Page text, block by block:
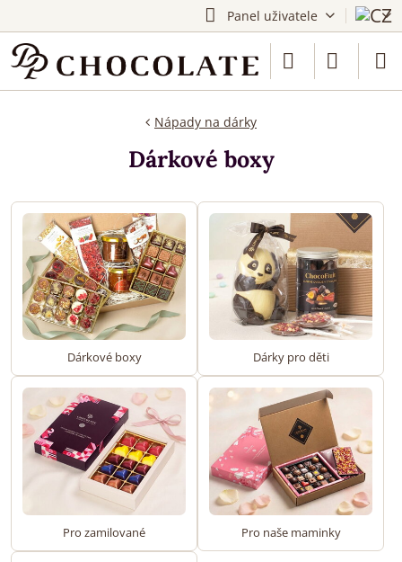
Panel uživatele
Nápady na dárky
Dárkové boxy
Dárkové boxy Dárky pro děti
Pro zamilované Pro naše maminky